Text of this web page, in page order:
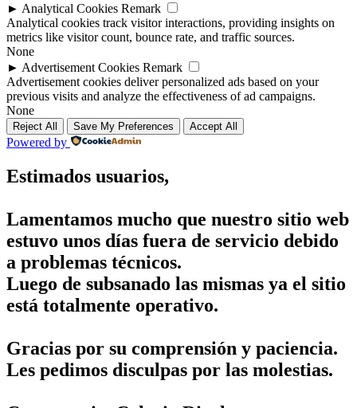
► Analytical Cookies Remark
Analytical cookies track visitor interactions, providing insights on
metrics like visitor count, bounce rate, and traffic sources.
None
► Advertisement Cookies Remark
Advertisement cookies deliver personalized ads based on your
previous visits and analyze the effectiveness of ad campaigns.
None
Reject All Save My Preferences Accept All
Powered by
Estimados usuarios,
Lamentamos mucho que nuestro sitio web
estuvo unos días fuera de servicio debido
a problemas técnicos.
Luego de subsanado las mismas ya el sitio
está totalmente operativo.
Gracias por su comprensión y paciencia.
Les pedimos disculpas por las molestias.